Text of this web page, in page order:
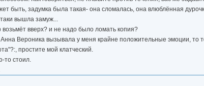
быть, задумка была такая- она сломалась, она влюблённая
вышла замуж...
вверх? и не надо было ломать копия?
Вероника вызывала у меня крайне положительные эмоции, то
простите мой клатческий.
то стоил.